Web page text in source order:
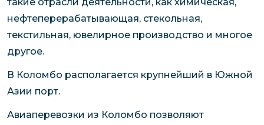
такие отрасли деятельности, как химическая,
нефтеперерабатывающая, стекольная,
текстильная, ювелирное производство и многое
другое.
В Коломбо располагается крупнейший в Южной
Азии порт.
Авиаперевозки из Коломбо позволяют